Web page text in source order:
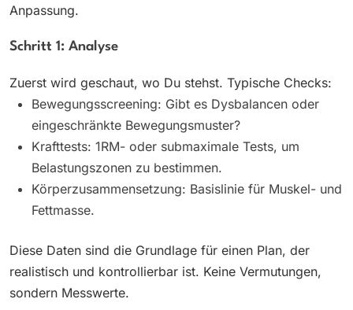
Anpassung.
Schritt 1: Analyse
Zuerst wird geschaut, wo Du stehst. Typische Checks:
Bewegungsscreening: Gibt es Dysbalancen oder
eingeschränkte Bewegungsmuster?
Krafttests: 1RM- oder submaximale Tests, um
Belastungszonen zu bestimmen.
Körperzusammensetzung: Basislinie für Muskel- und
Fettmasse.
Diese Daten sind die Grundlage für einen Plan, der
realistisch und kontrollierbar ist. Keine Vermutungen,
sondern Messwerte.